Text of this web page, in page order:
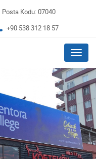
Posta Kodu: 07040
+90 538 312 18 57
Menu